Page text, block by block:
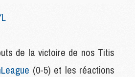
de la victoire de nos Titis
(0-5) et les réactions